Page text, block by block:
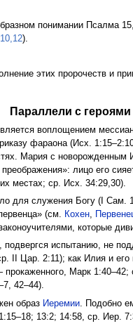
понимании Псалма
).
этих пророчеств и
Параллели с
воплощением
фараона (Исх.
Мария с
лицо его
местах; ср. Исх. 34:29,30).
для служения Богу (I Сам.
(см. Кохен,
которые
подвергся испытанию, не
II Цар. 2:11); как Илия и его
Марк
42–44).
образ Иеремии . Подобно
13:2; 14:58, ср. Иер.